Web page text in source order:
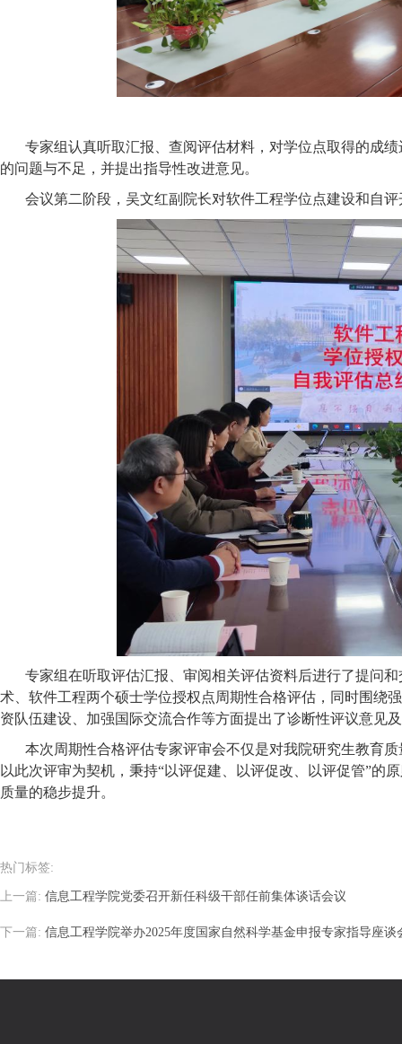
专家组认真听取汇报、查阅评估材料，对学位点取得的成
的问题与不足，并提出指导性改进意见。
会议第二阶段，吴文红副院长对软件工程学位点建设和自
专家组在听取评估汇报、审阅相关评估资料后进行了提问
术、软件工程两个硕士学位授权点周期性合格评估，同时围绕
资队伍建设、加强国际交流合作等方面提出了诊断性评议意见
本次周期性合格评估专家评审会不仅是对我院研究生教育
以此次评审为契机，秉持“以评促建、以评促改、以评促管”的
质量的稳步提升。
热门标签:
上一篇: 信息工程学院党委召开新任科级干部任前集体谈话会议
下一篇: 信息工程学院举办2025年度国家自然科学基金申报专家指导座谈